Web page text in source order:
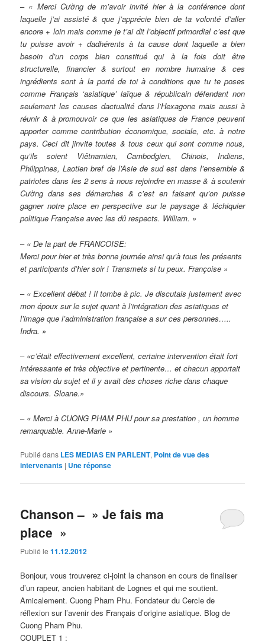
–« Merci Cường de m’avoir invité hier à la conférence dont
laquelle j’ai assisté & que j’apprécie bien de ta volonté d’aller
encore + loin mais comme je t’ai dit l’objectif primordial c’est que
tu puisse avoir + dadhérents à ta cause dont laquelle a bien
besoin d’un corps bien constitué qui à la fois doit être
structurelle, financier & surtout en nombre humaine & ces
ingrédients sont à la porté de toi à conditions que tu te poses
comme Français ‘asiatique’ laïque & républicain défendant non
seulement les causes dactualité dans l’Hexagone mais aussi à
réunir & à promouvoir ce que les asiatiques de France peuvent
apporter comme contribution économique, sociale, etc. à notre
pays. Ceci dit jinvite toutes & tous ceux qui sont comme nous,
qu’ils soient Viêtnamien, Cambodgien, Chinois, Indiens,
Philippines, Laotien bref de l’Asie de sud est dans l’ensemble &
patriotes dans les 2 sens à nous rejoindre en masse & à soutenir
Cường dans ses démarches & c’est en faisant qu’on puisse
gagner notre place en perspective sur le paysage & léchiquier
politique Française avec les dû respects. William. »
–« De la part de FRANCOISE:
Merci pour hier et très bonne journée ainsi qu’à tous les présents
et participants d’hier soir ! Transmets si tu peux. Françoise »
– « Excellent débat ! Il tombe à pic. Je discutais justement avec
mon époux sur le sujet quant à l’intégration des asiatiques et
l’image que l’administration française a sur ces personnes…..
Indra. »
– «c’était effectivement excellent, certaine intervention était fort
intéressante et très objective et pertinente… et chacun apportait
sa vision du sujet et il y avait des choses riche dans chaque
discours. Sloane.»
– « Merci à CUONG PHAM PHU pour sa prestation , un homme
remarquable. Anne-Marie »
Publié dans LES MEDIAS EN PARLENT, Point de vue des
intervenants | Uneréponse
Chanson – » Je fais ma
place »
Publié le11.12.2012
Bonjour, vous trouverez ci-joint la chanson en cours de finaliser
d’un rapeur, ancien habitant de Lognes et qui me soutient.
Amicalement. Cuong Pham Phu. Fondateur du Cercle de
réflexion sur l’avenir des Français d’origine asiatique. Blog de
Cuong Pham Phu.
COUPLET 1 :